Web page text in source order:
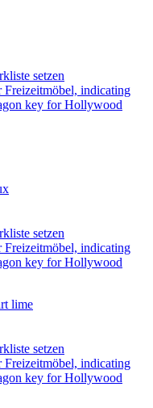
setzen
setzen
lime
setzen